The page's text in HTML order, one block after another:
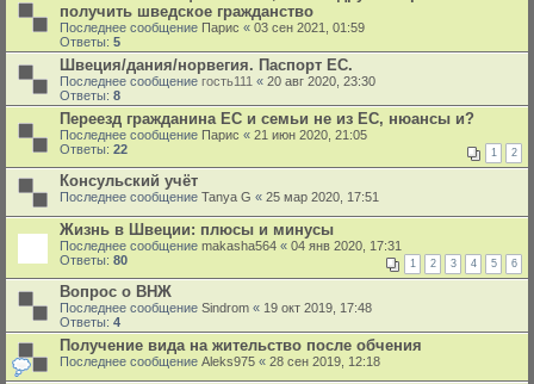
получить шведское гражданство
Последнее сообщение Парис « 03 сен 2021, 01:59
Ответы: 5
Швеция/дания/норвегия. Паспорт ЕС.
Последнее сообщение гость111 « 20 авг 2020, 23:30
Ответы: 8
Переезд гражданина ЕС и семьи не из ЕС, нюансы и?
Последнее сообщение Парис « 21 июн 2020, 21:05
Ответы: 22 1 2
Консульский учёт
Последнее сообщение Tanya G « 25 мар 2020, 17:51
Жизнь в Швеции: плюсы и минусы
Последнее сообщение makasha564 « 04 янв 2020, 17:31
Ответы: 80 1 2 3 4 5 6
Вопрос о ВНЖ
Последнее сообщение Sindrom « 19 окт 2019, 17:48
Ответы: 4
Получение вида на жительство после обчения
Последнее сообщение Aleks975 « 28 сен 2019, 12:18